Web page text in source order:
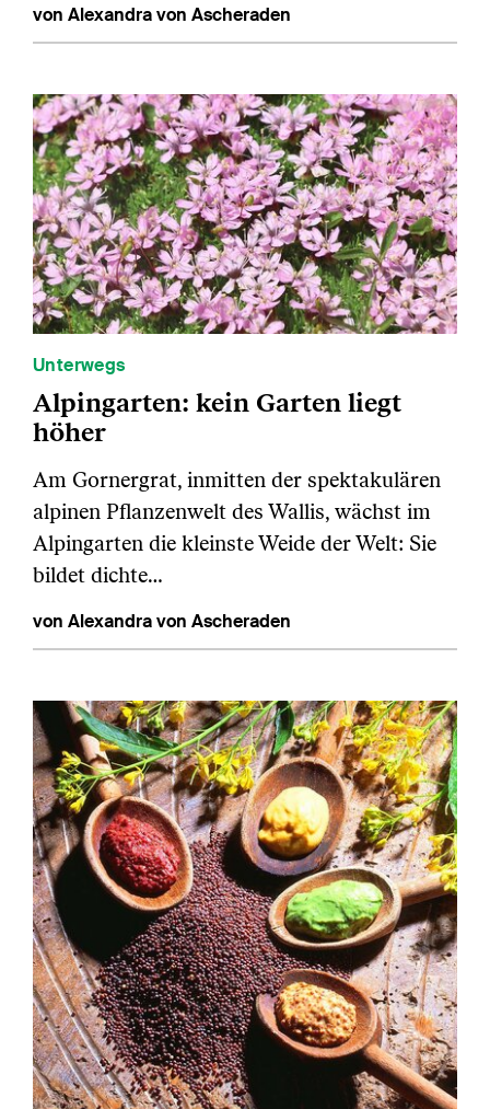
von Alexandra von Ascheraden
Unterwegs
Alpingarten: kein Garten liegt
höher
Am Gornergrat, inmitten der spektakulären
alpinen Pflanzenwelt des Wallis, wächst im
Alpingarten die kleinste Weide der Welt: Sie
bildet dichte…
von Alexandra von Ascheraden